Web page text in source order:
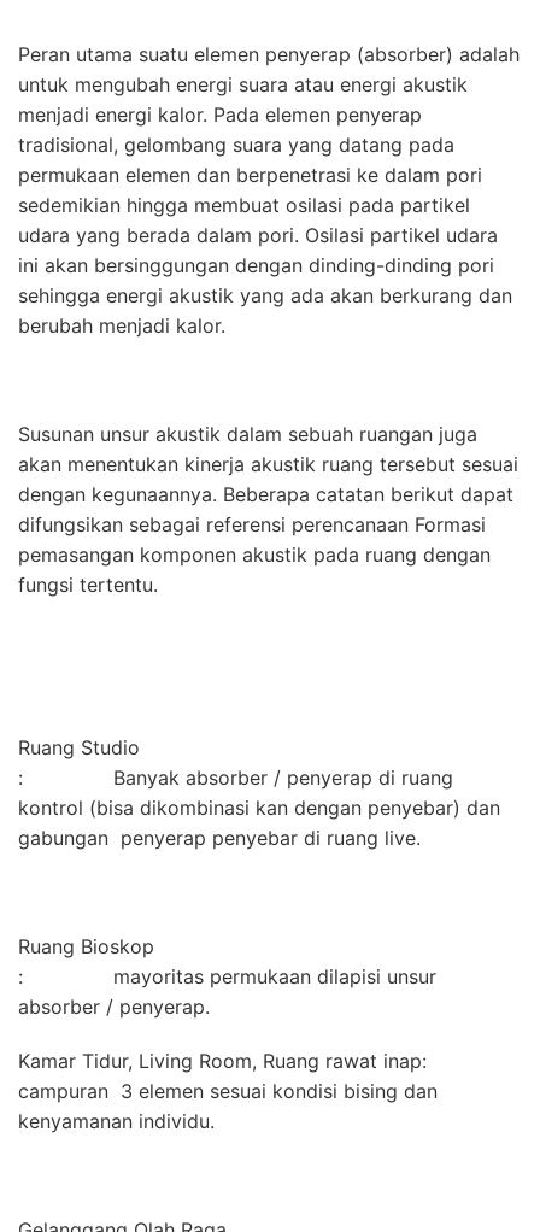
Peran utama suatu elemen penyerap (absorber) adalah
untuk mengubah energi suara atau energi akustik
menjadi energi kalor. Pada elemen penyerap
tradisional, gelombang suara yang datang pada
permukaan elemen dan berpenetrasi ke dalam pori
sedemikian hingga membuat osilasi pada partikel
udara yang berada dalam pori. Osilasi partikel udara
ini akan bersinggungan dengan dinding-dinding pori
sehingga energi akustik yang ada akan berkurang dan
berubah menjadi kalor.
Susunan unsur akustik dalam sebuah ruangan juga
akan menentukan kinerja akustik ruang tersebut sesuai
dengan kegunaannya. Beberapa catatan berikut dapat
difungsikan sebagai referensi perencanaan Formasi
pemasangan komponen akustik pada ruang dengan
fungsi tertentu.
Ruang Studio
: Banyak absorber / penyerap di ruang
kontrol (bisa dikombinasi kan dengan penyebar) dan
gabungan penyerap penyebar di ruang live.
Ruang Bioskop
: mayoritas permukaan dilapisi unsur
absorber / penyerap.
Kamar Tidur, Living Room, Ruang rawat inap:
campuran 3 elemen sesuai kondisi bising dan
kenyamanan individu.